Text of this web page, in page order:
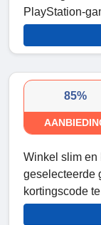
PlayStation-
85%
Winkel slim en
geselecteerde
kortingscode